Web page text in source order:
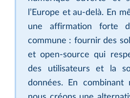
l’Europe et au-delà. En
une affirmation forte
commune : fournir des
et open-source qui
des utilisateurs et la
données. En combinant